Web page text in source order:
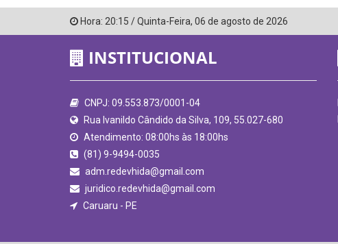
Hora: 20:15 /Quinta-Feira, 06 de agosto de 2026
INSTITUCIONAL
CNPJ: 09.553.873/0001-04
Rua Ivanildo Cândido da Silva, 109, 55.027-680
Atendimento: 08:00hs às 18:00hs
(81) 9-9494-0035
adm.redevhida@gmail.com
juridico.redevhida@gmail.com
Caruaru - PE